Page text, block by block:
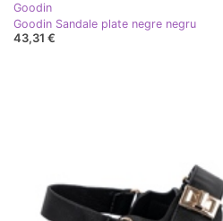
Goodin
Goodin Sandale plate negre negru
43,31 €